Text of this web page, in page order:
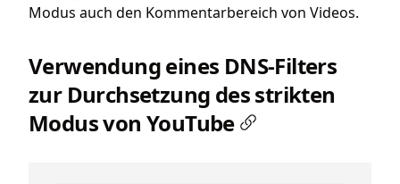
Modus auch den Kommentarbereich von Videos.
Verwendung eines DNS-Filters
zur Durchsetzung des strikten
Modus von YouTube